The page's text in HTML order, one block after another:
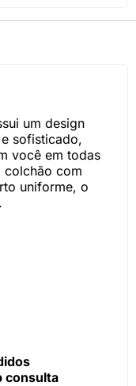
um design
sofisticado,
você em todas
colchão com
uniforme, o
consulta